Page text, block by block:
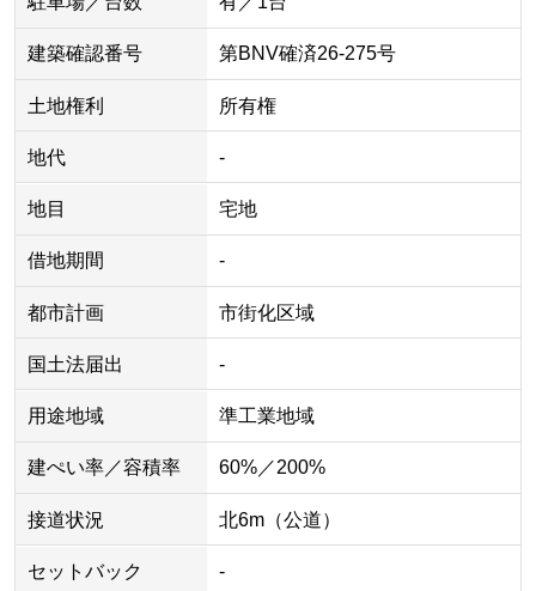
建築確認番号 第BNV確済26-275号
土地権利 所有権
地代 -
地目 宅地
借地期間 -
都市計画 市街化区域
国土法届出 -
用途地域 準工業地域
建ぺい率／容積率 60%／200%
接道状況 北6m（公道）
セットバック -